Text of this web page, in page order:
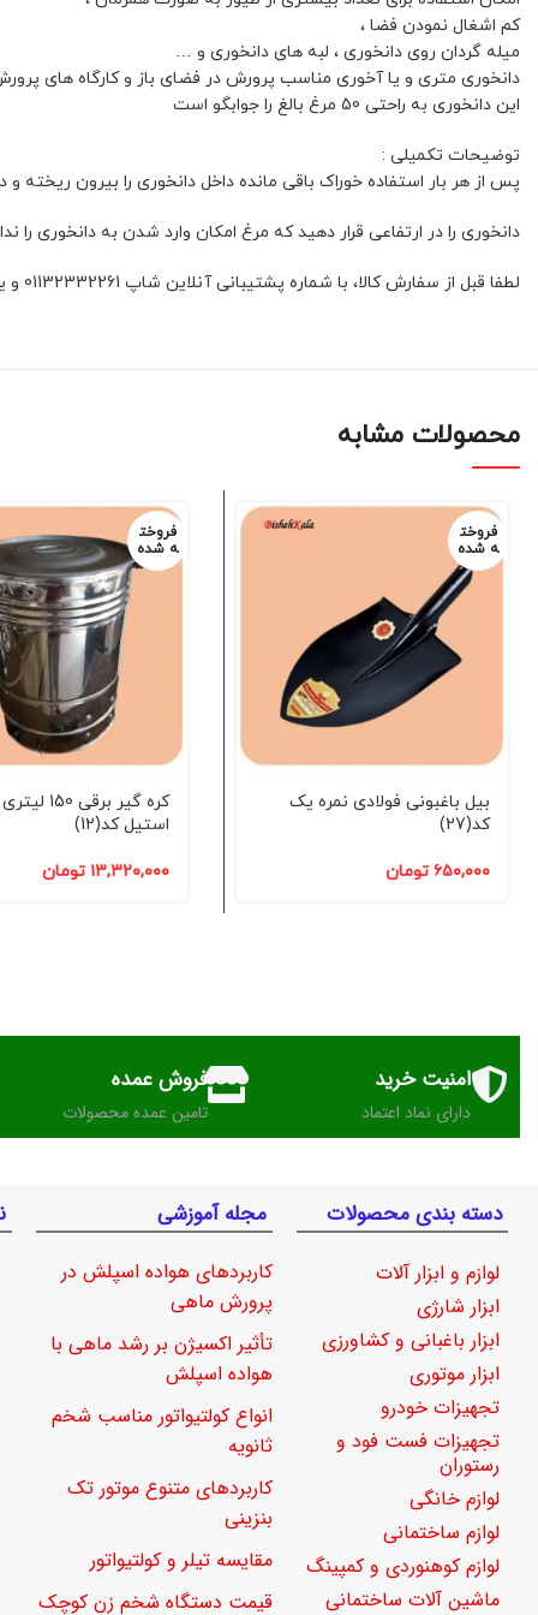
کم اشغال نمودن فضا ،
میله گردان روی دانخوری ، لبه های دانخوری و …
دانخوری متری و یا آخوری مناسب پرورش در فضای باز و کارگاه های
این دانخوری به راحتی 50 مرغ بالغ را جوابگو است
توضیحات تکمیلی :
پس از هر بار استفاده خوراک باقی مانده داخل دانخوری را بیرون ریخته
دانخوری را در ارتفاعی قرار دهید که مرغ امکان وارد شدن به دانخوری را
لطفا قبل از سفارش کالا، با شماره پشتیبانی آنلاین شاپ 01132332261 و یا 09392337177 هماهنگ فرمائید.
محصولات مشابه
فروخت
ه شده
بیل باغبونی فولادی نمره یک
کد(27)
۶۵۰,۰۰۰ تومان
فروخت
ه شده
کره گیر برقی
استیل کد(12)
۱۳,۳۲۰,۰۰۰ تومان
امنیت خرید
دارای نماد اعتماد
فروش عمده
تامین عمده محصولات
دسته بندی محصولات
لوازم و ابزار آلات
ابزار شارژی
ابزار باغبانی و کشاورزی
ابزار موتوری
تجهیزات خودرو
تجهیزات فست فود و
رستوران
لوازم خانگی
لوازم ساختمانی
لوازم کوهنوردی و کمپینگ
ماشین آلات ساختمانی
مجله آموزشی
کاربردهای هواده اسپلش در
پرورش ماهی
تأثیر اکسیژن بر رشد ماهی با
هواده اسپلش
انواع کولتیواتور مناسب شخم
ثانویه
کاربردهای متنوع موتور تک
بنزینی
مقایسه تیلر و کولتیواتور
قیمت دستگاه شخم زن کوچک